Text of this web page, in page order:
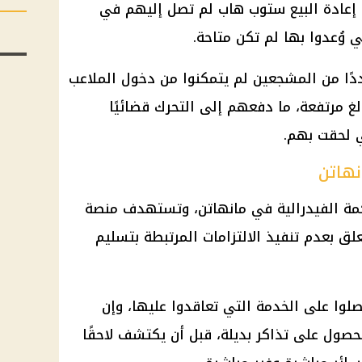
إعادة البيع ستوب هاب لم تصل إليهم في
وُعدوا بها لم تكن متاحة.
من المشجعين لم يتمكنوا من دخول الملاعب
مرتفعة، ما دفعهم إلى التحرك قضائيًا
لحقت بهم.
الفيدرالية في مانهاتن، وتستهدف منصة
تنفيذ الالتزامات المرتبطة بتسليم
على الخدمة التي تعاقدوا عليها، وإن
على تذاكر بديلة، قبل أن يكتشف لاحقًا